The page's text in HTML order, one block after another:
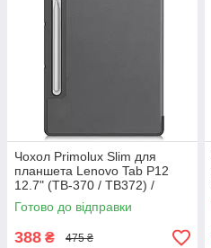
Чохол Primolux Slim для
планшета Lenovo Tab P12
12.7" (TB-370 / TB372) /
Xiaoxin Pad Pro 12.7" (TB371)
- Grey
Готово до відправки
388 ₴ 475 ₴